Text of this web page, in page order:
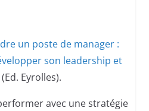
un poste de manager :
son leadership et
(Ed. Eyrolles).
avec une stratégie